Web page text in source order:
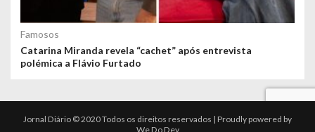
Famosos
Catarina Miranda revela “cachet” após entrevista
polémica a Flávio Furtado
Jornal Diário © 2020 Todos os direitos reservados | Proudly powered by
We Do Dev